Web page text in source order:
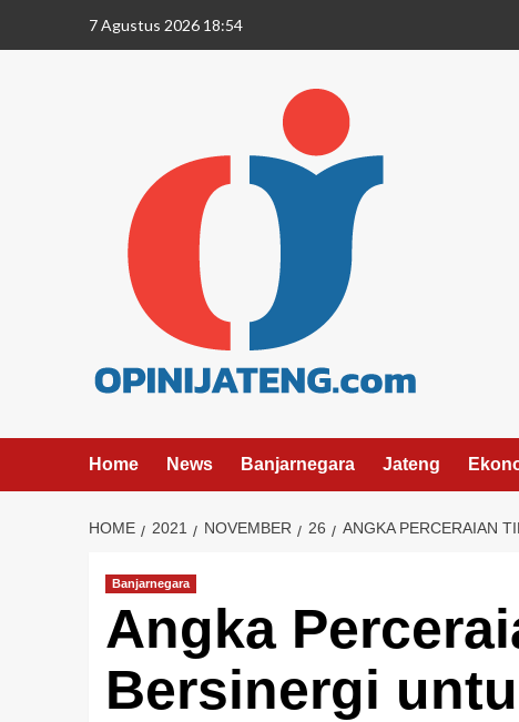
7 Agustus 2026 18:54
Home News Banjarnegara Jateng
HOME 2021 NOVEMBER 26 ANGKA PERCERAIAN
Banjarnegara
Angka
Bersinergi